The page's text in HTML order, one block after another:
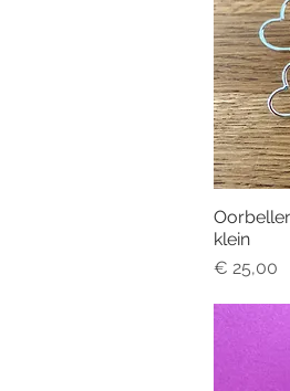
klein
Prijs
€ 25,00